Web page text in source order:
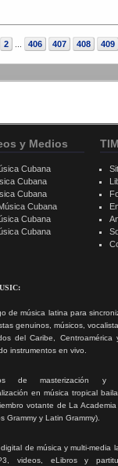
2 406 407 408 409
de música latina para
genuinos, músicos,
del Caribe, Centroamérica
instrumentos en vivo.
de masterización y
en música tropical
votante de La
Grammy y Latin Grammy).
de música y multi-media
videos, eLibros y
y Medios
Cubana
Cubana
Cubana
Cubana
Cubana
Cubana